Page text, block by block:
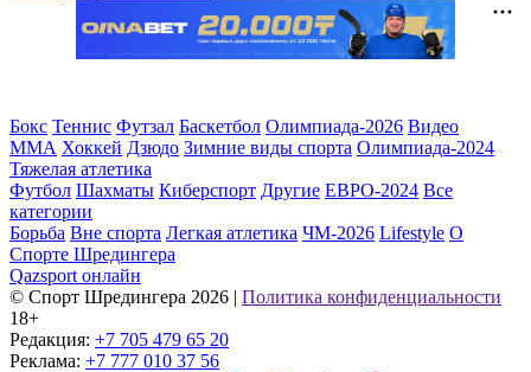
Бокс Теннис Футзал Баскетбол Олимпиада-2026 Видео
ММА Хоккей Дзюдо Зимние виды спорта Олимпиада-2024
Тяжелая атлетика
Футбол Шахматы Киберспорт Другие ЕВРО-2024 Все
категории
Борьба Вне спорта Легкая атлетика ЧМ-2026 Lifestyle О
Спорте Шредингера
Qazsport онлайн
© Cпорт Шредингера 2026 | Политика конфиденциальности
18+
Редакция: +7 705 479 65 20
Реклама: +7 777 010 37 56